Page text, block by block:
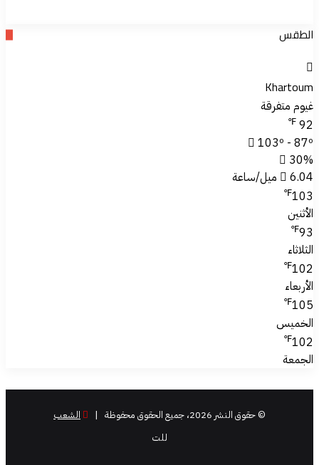
الطقس
Khartoum
غيوم متفرقة
92
℉
103º - 87º
30%
6.04 ميل/ساعة
103
℉
الأثنين
93
℉
الثلاثاء
102
℉
الأربعاء
105
℉
الخميس
102
℉
الجمعة
© حقوق النشر 2026، جميع الحقوق محفوظة |
الشعب
للت